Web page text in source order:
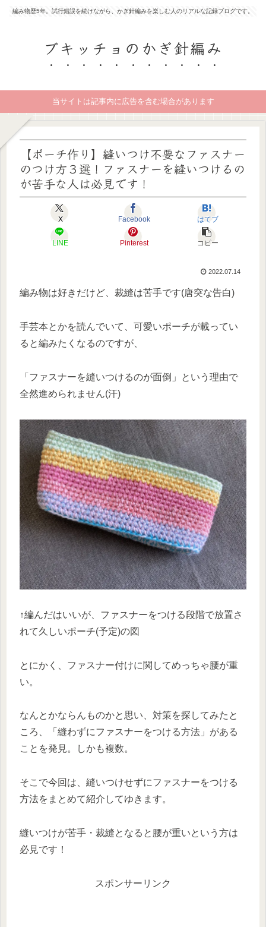
編み物歴5年。試行錯誤を続けながら、かぎ針編みを楽しむ人のリアルな記録ブログです。
ブキッチョのかぎ針編み
当サイトは記事内に広告を含む場合があります
【ポーチ作り】縫いつけ不要なファスナー
のつけ方３選！ファスナーを縫いつけるの
が苦手な人は必見です！
X Facebook はてブ
LINE Pinterest コピー
2022.07.14
編み物は好きだけど、裁縫は苦手です(唐突な告白)
手芸本とかを読んでいて、可愛いポーチが載ってい
ると編みたくなるのですが、
「ファスナーを縫いつけるのが面倒」という理由で
全然進められません(汗)
↑編んだはいいが、ファスナーをつける段階で放置さ
れて久しいポーチ(予定)の図
とにかく、ファスナー付けに関してめっちゃ腰が重
い。
なんとかならんものかと思い、対策を探してみたと
ころ、「縫わずにファスナーをつける方法」がある
ことを発見。しかも複数。
そこで今回は、縫いつけせずにファスナーをつける
方法をまとめて紹介してゆきます。
縫いつけが苦手・裁縫となると腰が重いという方は
必見です！
スポンサーリンク